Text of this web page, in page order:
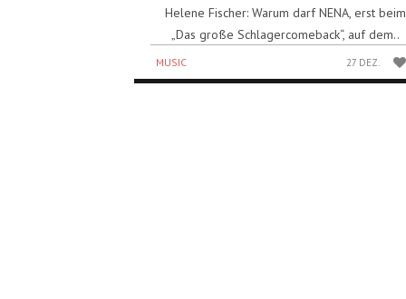
Helene Fischer: Warum darf NENA, erst beim
„Das große Schlagercomeback“, auf dem..
MUSIC 27 DEZ.